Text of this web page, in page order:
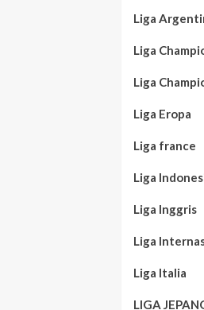
Liga
Liga
Liga
Liga Eropa
Liga france
Liga
Liga Inggris
Liga
Liga Italia
LIGA